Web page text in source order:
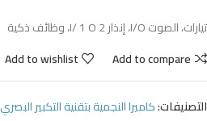
تيارات، الصوت I/O، إنذار 2 I/ 1 O، وظائف ذكية
Add to compare
Add to wishlist
التصنيفات:كاميرا النجمية بتقنية التكبير البصري